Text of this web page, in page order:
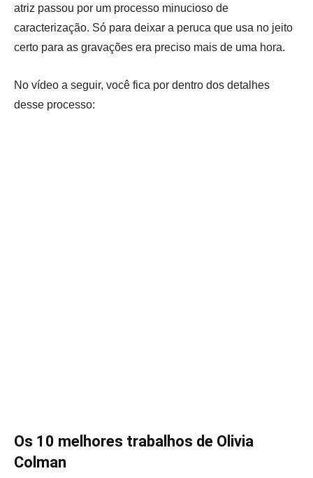
atriz passou por um processo minucioso de
caracterização. Só para deixar a peruca que usa no jeito
certo para as gravações era preciso mais de uma hora.
No vídeo a seguir, você fica por dentro dos detalhes
desse processo:
Os 10 melhores trabalhos de Olivia
Colman